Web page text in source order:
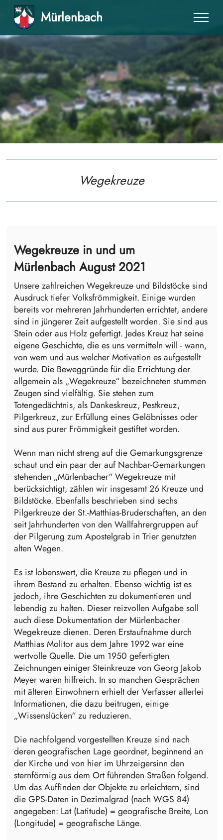
Mürlenbach
Wegekreuze
Wegekreuze in und um
Mürlenbach August 2021
Unsere zahlreichen Wegekreuze und Bildstöcke sind
Ausdruck tiefer Volksfrömmigkeit. Einige wurden
bereits vor mehreren Jahrhunderten errichtet, andere
sind in jüngerer Zeit aufgestellt worden. Sie sind aus
Stein oder aus Holz gefertigt. Jedes Kreuz hat seine
eigene Geschichte, die es uns vermitteln will - wann,
von wem und aus welcher Motivation es aufgestellt
wurde. Die Beweggründe für die Errichtung der
allgemein als „Wegekreuze“ bezeichneten stummen
Zeugen sind vielfältig. Sie stehen zum
Totengedächtnis, als Dankeskreuz, Pestkreuz,
Pilgerkreuz, zur Erfüllung eines Gelöbnisses oder
sind aus purer Frömmigkeit gestiftet worden.
Wenn man nicht streng auf die Gemarkungsgrenze
schaut und ein paar der auf Nachbar-Gemarkungen
stehenden „Mürlenbacher“ Wegekreuze mit
berücksichtigt, zählen wir insgesamt 26 Kreuze und
Bildstöcke. Ebenfalls beschrieben sind sechs
Pilgerkreuze der St.-Matthias-Bruderschaften, an den
seit Jahrhunderten von den Wallfahrergruppen auf
der Pilgerung zum Apostelgrab in Trier genutzten
alten Wegen.
Es ist lobenswert, die Kreuze zu pflegen und in
ihrem Bestand zu erhalten. Ebenso wichtig ist es
jedoch, ihre Geschichten zu dokumentieren und
lebendig zu halten. Dieser reizvollen Aufgabe soll
auch diese Dokumentation der Mürlenbacher
Wegekreuze dienen. Deren Erstaufnahme durch
Matthias Molitor aus dem Jahre 1992 war eine
wertvolle Quelle. Die um 1950 gefertigten
Zeichnungen einiger Steinkreuze von Georg Jakob
Meyer waren hilfreich. In so manchen Gesprächen
mit älteren Einwohnern erhielt der Verfasser allerlei
Informationen, die dazu beitrugen, einige
„Wissenslücken“ zu reduzieren.
Die nachfolgend vorgestellten Kreuze sind nach
deren geografischen Lage geordnet, beginnend an
der Kirche und von hier im Uhrzeigersinn den
sternförmig aus dem Ort führenden Straßen folgend.
Um das Auffinden der Objekte zu erleichtern, sind
die GPS-Daten in Dezimalgrad (nach WGS 84)
angegeben: Lat (Latitude) = geografische Breite, Lon
(Longitude) = geografische Länge.